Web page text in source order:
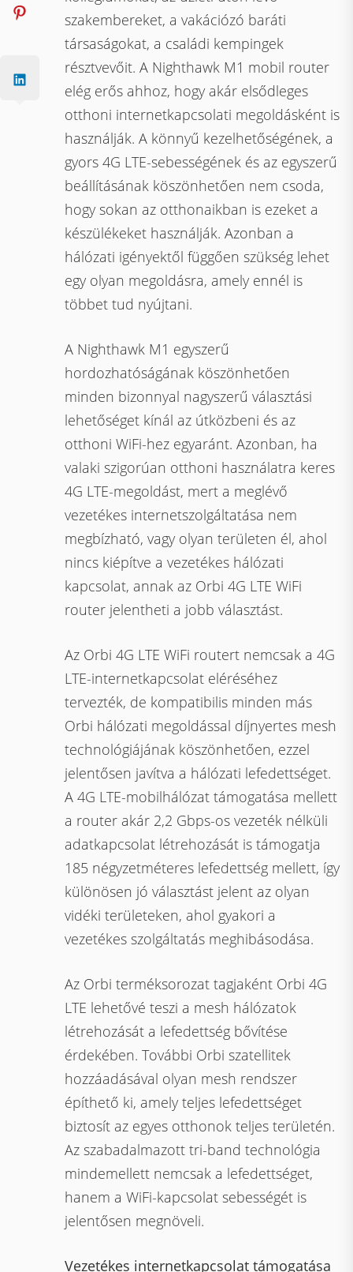
szakembereket, a vakációzó baráti
társaságokat, a családi kempingek
résztvevőit. A Nighthawk M1 mobil router
elég erős ahhoz, hogy akár elsődleges
otthoni internetkapcsolati megoldásként is
használják. A könnyű kezelhetőségének, a
gyors 4G LTE-sebességének és az egyszerű
beállításának köszönhetően nem csoda,
hogy sokan az otthonaikban is ezeket a
készülékeket használják. Azonban a
hálózati igényektől függően szükség lehet
egy olyan megoldásra, amely ennél is
többet tud nyújtani.
A Nighthawk M1 egyszerű
hordozhatóságának köszönhetően
minden bizonnyal nagyszerű választási
lehetőséget kínál az útközbeni és az
otthoni WiFi-hez egyaránt. Azonban, ha
valaki szigorúan otthoni használatra keres
4G LTE-megoldást, mert a meglévő
vezetékes internetszolgáltatása nem
megbízható, vagy olyan területen él, ahol
nincs kiépítve a vezetékes hálózati
kapcsolat, annak az Orbi 4G LTE WiFi
router jelentheti a jobb választást.
Az Orbi 4G LTE WiFi routert nemcsak a 4G
LTE-internetkapcsolat eléréséhez
tervezték, de kompatibilis minden más
Orbi hálózati megoldással díjnyertes mesh
technológiájának köszönhetően, ezzel
jelentősen javítva a hálózati lefedettséget.
A 4G LTE-mobilhálózat támogatása mellett
a router akár 2,2 Gbps-os vezeték nélküli
adatkapcsolat létrehozását is támogatja
185 négyzetméteres lefedettség mellett, így
különösen jó választást jelent az olyan
vidéki területeken, ahol gyakori a
vezetékes szolgáltatás meghibásodása.
Az Orbi terméksorozat tagjaként Orbi 4G
LTE lehetővé teszi a mesh hálózatok
létrehozását a lefedettség bővítése
érdekében. További Orbi szatellitek
hozzáadásával olyan mesh rendszer
építhető ki, amely teljes lefedettséget
biztosít az egyes otthonok teljes területén.
Az szabadalmazott tri-band technológia
mindemellett nemcsak a lefedettséget,
hanem a WiFi-kapcsolat sebességét is
jelentősen megnöveli.
Vezetékes internetkapcsolat támogatása